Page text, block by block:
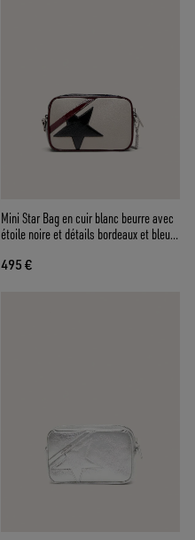
Mini Star Bag en cuir blanc beurre avec
étoile noire et détails bordeaux et bleu
495 €